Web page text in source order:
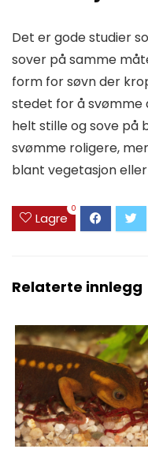
Det er gode studier
sover på samme
form for søvn der
stedet for å svømme
helt stille og sove på
svømme roligere,
blant vegetasjon eller
Lagre
0
Relaterte innlegg